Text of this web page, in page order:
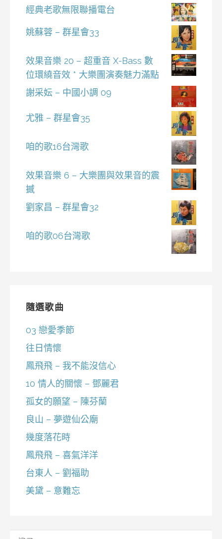
經典老歌無限聯播電台
姚蘇蓉 – 群星會33
效果音樂 20 – 超重音 X-Bass 數
位環繞音效 * 大樂團演奏魅力滿點
謝采妘 – 中國小調 09
尤雅 – 群星會35
咱的歌16台灣歌
效果音樂 6 – 大樂團與效果音的震
撼
劉家昌 – 群星會32
咱的歌06台灣歌
隨選歌曲
03 戀愛季節
往日情懷
鳳飛飛 – 我不能沒信心
10 情人的關懷 – 鄧麗君
孤女的願望 – 陳芬蘭
良山 – 夢遊仙公廟
幾度落花時
鳳飛飛 – 喜氣洋洋
台東人 – 劉福助
美黛 – 意難忘